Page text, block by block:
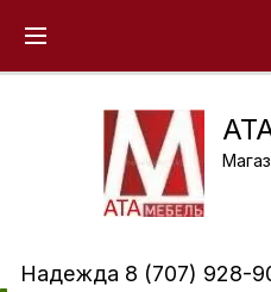
Надежда 8 (707) 928-